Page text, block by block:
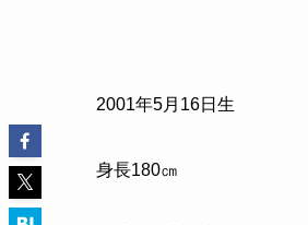
2001年5月16日生
身長180㎝